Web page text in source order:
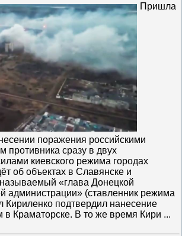
Пришла
поражения российскими
противника сразу в двух
киевского режима городах
об объектах в Славянске и
«глава Донецкой
администрации» (ставленник режима
Кириленко подтвердил нанесение
в Краматорске. В то же время Кири ...